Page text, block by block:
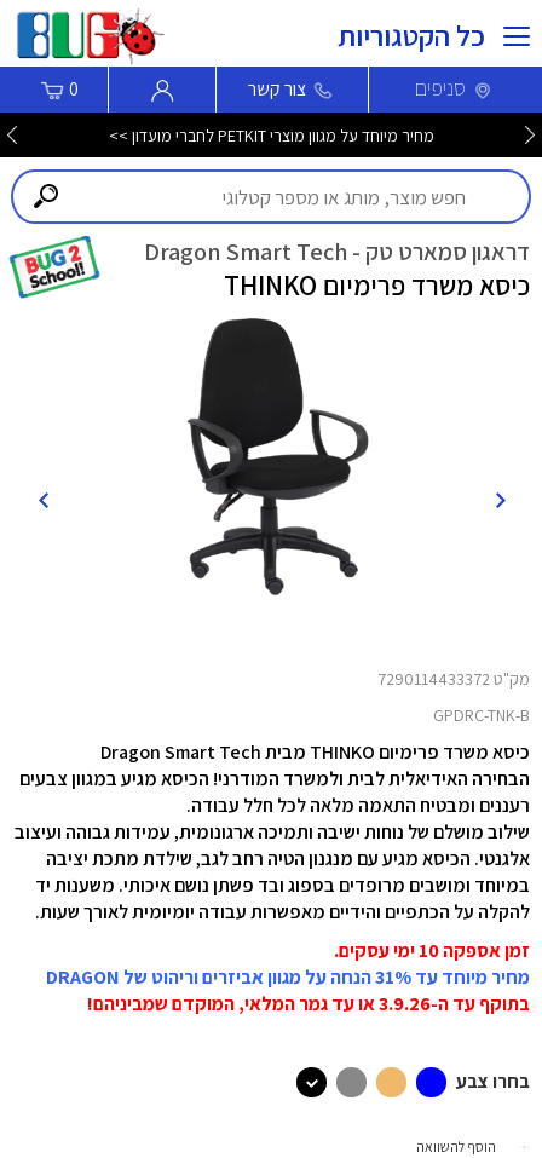
כל הקטגוריות
סניפים צור קשר 0
מחיר מיוחד על מגוון מוצרי PETKIT לחברי מועדון >>
דראגון סמארט טק - Dragon Smart Tech
כיסא משרד פרימיום THINKO
מק"ט 7290114433372
GPDRC-TNK-B
כיסא משרד פרימיום THINKO מבית Dragon Smart Tech
הבחירה האידיאלית לבית ולמשרד המודרני! הכיסא מגיע במגוון צבעים
רעננים ומבטיח התאמה מלאה לכל חלל עבודה.
שילוב מושלם של נוחות ישיבה ותמיכה ארגונומית, עמידות גבוהה ועיצוב
אלגנטי. הכיסא מגיע עם מנגנון הטיה רחב לגב, שילדת מתכת יציבה
במיוחד ומושבים מרופדים בספוג ובד פשתן נושם איכותי. משענות יד
להקלה על הכתפיים והידיים מאפשרות עבודה יומיומית לאורך שעות.
זמן אספקה 10 ימי עסקים.
מחיר מיוחד עד 31% הנחה על מגוון אביזרים וריהוט של DRAGON
בתוקף עד ה-3.9.26 או עד גמר המלאי, המוקדם שמביניהם!
בחרו צבע
הוסף להשוואה